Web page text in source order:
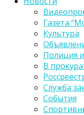
Газета
Культура
Полиция
В
Служба
События